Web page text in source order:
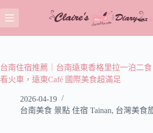
至
主
容
台南住宿推薦｜台南遠東香格里拉一泊二
看火車，遠東Café 國際美食超滿足
2026-04-19
台南美食 景點 住宿 Tainan, 台灣美食